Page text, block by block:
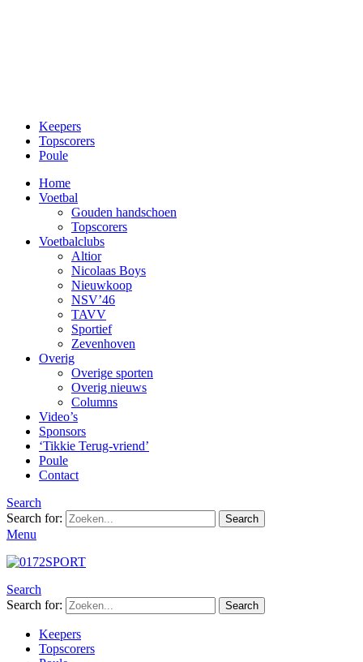
Keepers
Topscorers
Poule
Home
Voetbal
Gouden handschoen
Topscorers
Voetbalclubs
Altior
Nicolaas Boys
Nieuwkoop
NSV’46
TAVV
Sportief
Zevenhoven
Overig
Overige sporten
Overig nieuws
Columns
Video’s
Sponsors
‘Tikkie Terug-vriend’
Poule
Contact
Search
Search for:
Search
Menu
Search
Search for:
Search
Keepers
Topscorers